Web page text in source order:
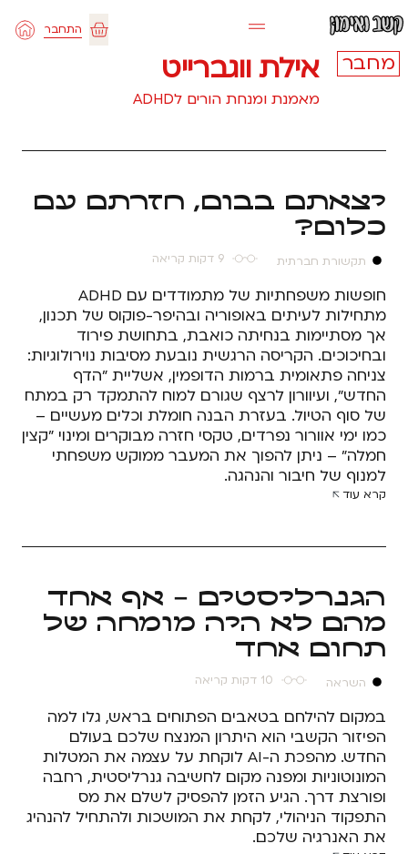
דילוג
לתוכן
עגלת
התחבר
מחבר אילת ווגברייט
מאמנת ומנחת הורים לADHD
יצאתם בבום, חזרתם עם
כלום?
תקשורת חברתית 9 דקות קריאה
חופשות משפחתיות של מתמודדים עם ADHD
מתחילות לעיתים באופוריה ובהיפר-פוקוס של תכנון,
אך מסתיימות בנחיתה כואבת, בתחושת פירוד
ובחיכוכים. הקריסה הרגשית נובעת מסיבות נוירולוגיות:
צניחה פתאומית ברמות הדופמין, אשליית "הדף
החדש", ועיוורון לרצף שגורם למוח להתמקד רק במתח
של סוף הטיול. בעזרת הבנה חומלת וכלים מעשיים –
כמו ימי אוורור נפרדים, טקסי חזרה מבוקרים ומינוי "קצין
חמלה" – ניתן להפוך את המעבר ממוקש משפחתי
למנוף של חיבור והנהגה.
קרא עוד
הגנרליסטים - אף אחד
מהם לא היה מומחה של
תחום אחד
השראה 10 דקות קריאה
במקום להילחם בטאבים הפתוחים בראש, גלו למה
הפיזור הקשבי הוא היתרון המנצח שלכם בעולם
החדש. מהפכת ה-AI לוקחת על עצמה את המטלות
המונוטוניות ומפנה מקום לחשיבה גנרליסטית, רחבה
ופורצת דרך. הגיע הזמן להפסיק לשלם את מס
התפקוד הניהולי, לקחת את המושכות ולהתחיל להנהיג
את האנרגיה שלכם.